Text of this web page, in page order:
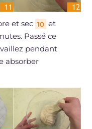
et sec 10 et
Passé ce
pendant
absorber